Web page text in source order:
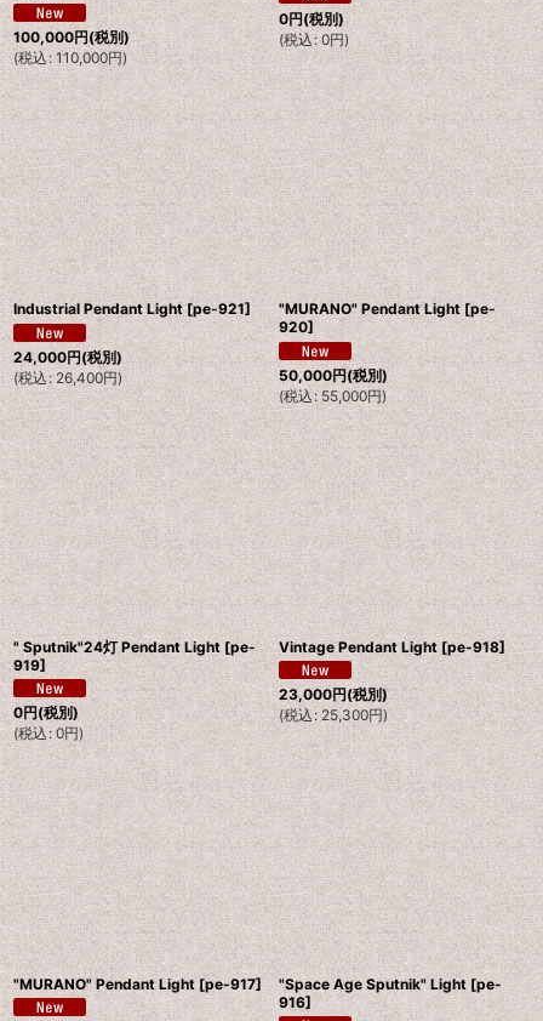
100,000円(税別)
(税込: 110,000円)
0円(税別)
(税込 : 0円)
Industrial Pendant Light [pe-921]
24,000円(税別)
(税込 : 26,400円)
"MURANO" Pendant Light [pe-
920]
50,000円(税別)
(税込 : 55,000円)
" Sputnik"24灯 Pendant Light [pe-
919]
0円(税別)
(税込: 0円)
Vintage Pendant Light [pe-918]
23,000円(税別)
(税込 : 25,300円)
"MURANO" Pendant Light [pe-917] "Space Age Sputnik" Light [pe-
916]